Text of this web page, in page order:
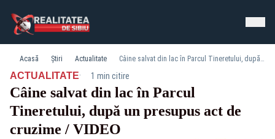
Acasă Știri Actualitate Câine salvat din lac în Parcul Tineretului, după un presupus act de cruzime / VIDEO
ACTUALITATE· 1 min citire
Câine salvat din lac în Parcul
Tineretului, după un presupus act de
cruzime / VIDEO